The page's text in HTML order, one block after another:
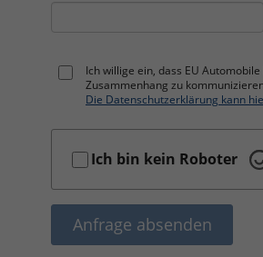
Ich willige ein, dass EU
Zusammenhang zu
Die Datenschutzerklärung kann
Ich bin kein Roboter
Anfrage absenden